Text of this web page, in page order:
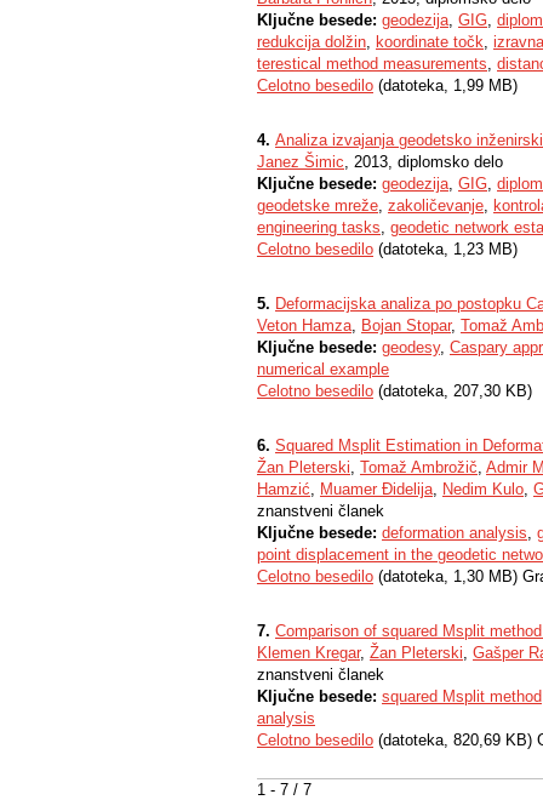
1 - 7 / 7
Ključne besede: geodezija, GIG,
redukcija dolžin, koordinate točk,
terestical method measurements,
Celotno besedilo (datoteka, 1,99 MB)
4. Analiza izvajanja geodetsko
Janez Šimic, 2013, diplomsko delo
Ključne besede: geodezija, GIG,
geodetske mreže, zakoličevanje,
engineering tasks, geodetic network
Celotno besedilo (datoteka, 1,23 MB)
5. Deformacijska analiza po postopku
Veton Hamza, Bojan Stopar, Tomaž
Ključne besede: geodesy, Caspary
numerical example
Celotno besedilo (datoteka, 207,30 KB)
6. Squared Msplit Estimation in
Žan Pleterski, Tomaž Ambrožič, Admir
Hamzić, Muamer Đidelija, Nedim Kulo,
znanstveni članek
Ključne besede: deformation analysis,
point displacement in the geodetic
Celotno besedilo (datoteka, 1,30 MB)
7. Comparison of squared Msplit
Klemen Kregar, Žan Pleterski, Gašper
znanstveni članek
Ključne besede: squared Msplit method
analysis
Celotno besedilo (datoteka, 820,69 KB)